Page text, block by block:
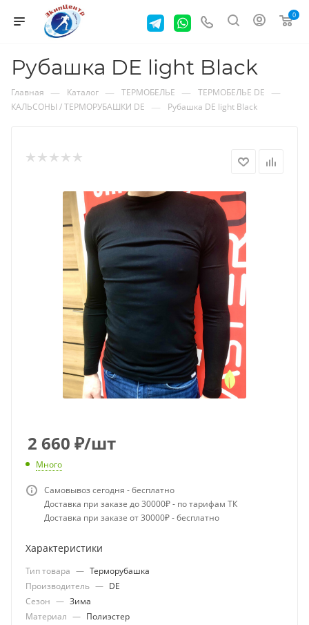
0
Рубашка DE light Black
Главная — Каталог — ТЕРМОБЕЛЬЕ — ТЕРМОБЕЛЬЕ DE —
КАЛЬСОНЫ / ТЕРМОРУБАШКИ DE — Рубашка DE light Black
2 660 ₽/шт
Много
Самовывоз сегодня - бесплатно
Доставка при заказе до 30000₽ - по тарифам ТК
Доставка при заказе от 30000₽ - бесплатно
Характеристики
Тип товара — Терморубашка
Производитель — DE
Сезон — Зима
Материал — Полиэстер